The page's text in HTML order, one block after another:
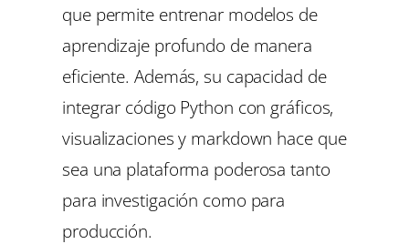
que permite entrenar modelos de
aprendizaje profundo de manera
eficiente. Además, su capacidad de
integrar código Python con gráficos,
visualizaciones y markdown hace que
sea una plataforma poderosa tanto
para investigación como para
producción.